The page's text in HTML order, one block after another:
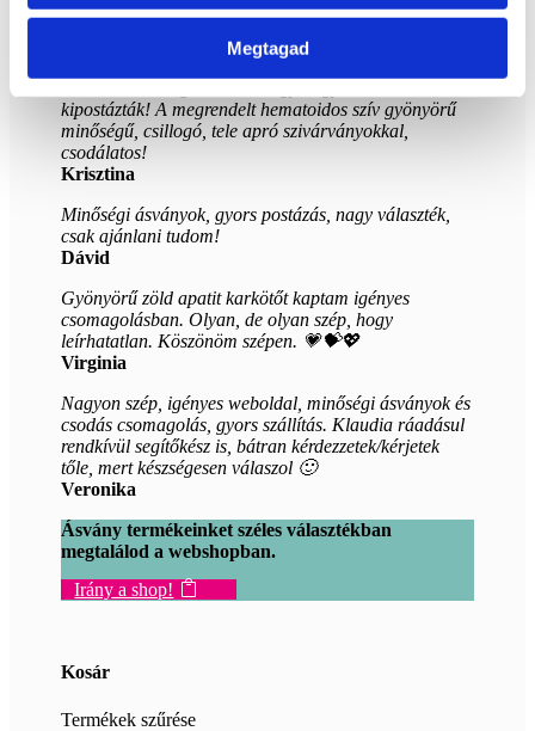
Megtagad
kipostázták! A megrendelt hematoidos szív gyönyörű
minőségű, csillogó, tele apró szivárványokkal,
csodálatos!
Krisztina
Minőségi ásványok, gyors postázás, nagy választék,
csak ajánlani tudom!
Dávid
Gyönyörű zöld apatit karkötőt kaptam igényes
csomagolásban. Olyan, de olyan szép, hogy
leírhatatlan. Köszönöm szépen. 💗💝💖
Virginia
Nagyon szép, igényes weboldal, minőségi ásványok és
csodás csomagolás, gyors szállítás. Klaudia ráadásul
rendkívül segítőkész is, bátran kérdezzetek/kérjetek
tőle, mert készségesen válaszol 🙂
Veronika
Ásvány termékeinket széles választékban
megtalálod a webshopban.
Irány a shop!
Kosár
Termékek szűrése